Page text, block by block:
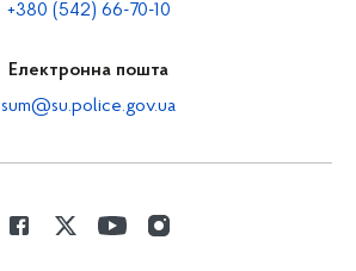
+380 (542) 66-70-10
Електронна пошта
sum@su.police.gov.ua